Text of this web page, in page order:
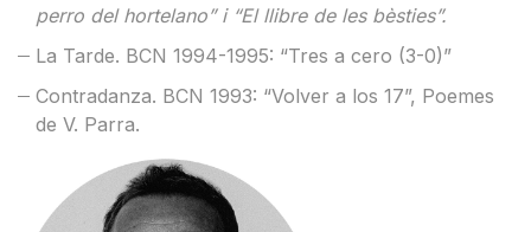
perro del hortelano” i “El llibre de les bèsties”.
La Tarde. BCN 1994-1995: “Tres a cero (3-0)”
Contradanza. BCN 1993: “Volver a los 17”, Poemes
de V. Parra.